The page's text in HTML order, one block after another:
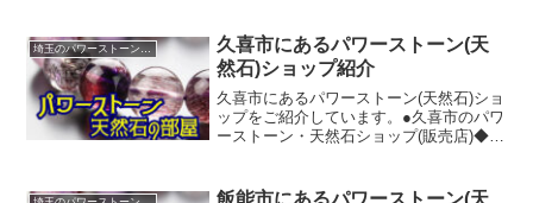
久喜市にあるパワーストーン(天
然石)ショップ紹介
久喜市にあるパワーストーン(天然石)ショ
ップをご紹介しています。●久喜市のパワ
ーストーン・天然石ショップ(販売店)◆
久喜市菖蒲町菖蒲３５５５【ホームペー
飯能市にあるパワーストーン(天